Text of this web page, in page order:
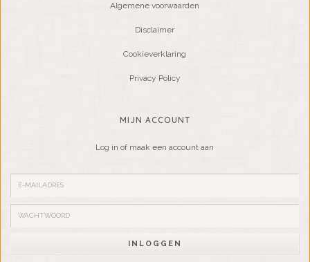
Algemene voorwaarden
Disclaimer
Cookieverklaring
Privacy Policy
MIJN ACCOUNT
Log in of maak een account aan
INLOGGEN